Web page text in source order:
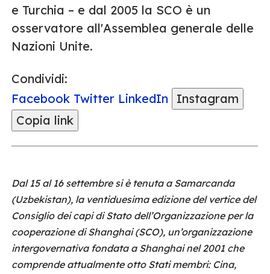
e Turchia – e dal 2005 la SCO è un
osservatore all'Assemblea generale delle
Nazioni Unite.
Condividi:
Facebook Twitter LinkedIn
Instagram
Copia link
Dal 15 al 16 settembre si è tenuta a Samarcanda
(Uzbekistan), la ventiduesima edizione del vertice del
Consiglio dei capi di Stato dell’Organizzazione per la
cooperazione di Shanghai (SCO), un’organizzazione
intergovernativa fondata a Shanghai nel 2001 che
comprende attualmente otto Stati membri: Cina,